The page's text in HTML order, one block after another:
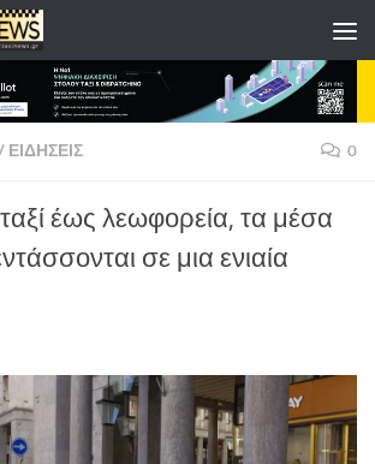
ΕΙΔΗΣΕΙΣ 0
έως λεωφορεία, τα μέσα
σε μια ενιαία